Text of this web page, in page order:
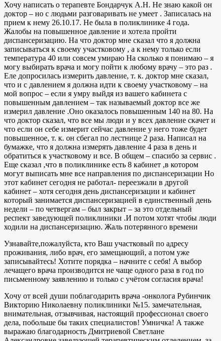
Хочу написать о терапевте Бондарчук А.Н. Не знаю какой он
доктор – но с людьми разговаривать не умеет . Записалась на
прием к нему 26.10.17. Не была в поликлинике 4 года.
Жалобы на повышенное давление и хотела пройти
диспансеризацию. На что доктор мне сказал что я должна
записываться к своему участковому , а к нему только если
температура 40 или совсем умираю На сколько я понимаю – я
могу выбирать врача и могу пойти к любому врачу – это раз .
Еле допросилась измерить давление, т. к. доктор мне сказал,
что и с давлением я должна идти к своему участковому – на
мой вопрос – если я умру выйдя из вашего кабинета с
повышенным давлением – так называемый доктор все же
измерил давление .Оно оказалось повышенным 140 на 80. На
что доктор сказал, что все мы люди и у всех давление скачет и
что если он себе измерит сейчас давление у него тоже будет
повышенное, т. к. он сбегал по лестнице 2 раза. Написал на
бумажке, что я должна измерять давление 4 раза в день и
обратиться к участковому и все. В общем – спасибо за сервис .
Еще сказал ,что в поликлинике есть 8 кабинет ,в котором
могут выписать мне все направления по диспансеризации Но
этот кабинет сегодня не работал- переезжали в другой
кабинет – хотя сегодня день диспансеризации и кабинет
который занимается диспансеризацией в единственный день
недели – по четвергам – был закрыт – за это отдельный
респект заведующей поликлиники .И потом хотят чтобы люди
ходили на диспансеризацию. Жаль потерянного времени
Узнавайте,пожалуйста, кто Ваш участковый по адресу
проживания, либо врач, его замещающий, а потом уже
записывайтесь! Хотите порядка – начните с себя! А выбор
лечащего врача производится не чаще одного раза в год по
письменному заявлению и только с учётом согласия врача!
Хочу от всей души поблагодарить врача -онколога Рубинчик
Викторию Николаевну поликлиники №15. замечательная,
внимательная, отзывчивая, настоящий профессионал своего
дела, побольше бы таких специалистов! Умничка! А также
выражаю благодарность Дмитриевой Светлане